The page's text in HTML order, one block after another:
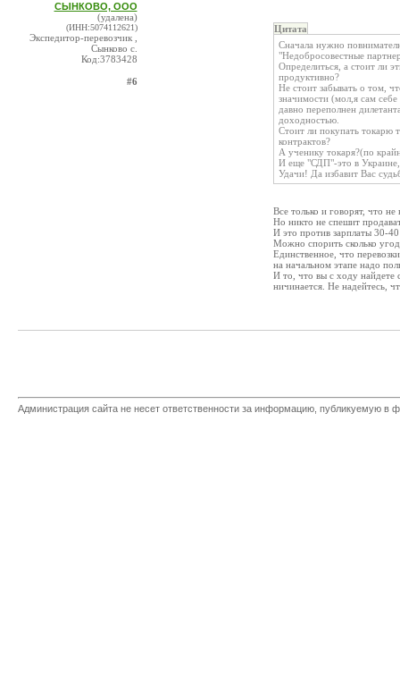
СЫНКОВО, ООО
(удалена)
(ИНН:5074112621)
Экспедитор-перевозчик ,
Сынково с.
Код:3783428
#6
Цитата
Сначала нужно
"Недобросовестные
Определиться, а стоит ли
продуктивно?
Не стоит забывать о том,
значимости (мол,я сам себе
давно переполнен
доходностью.
Стоит ли покупать токарю
контрактов?
А ученику токаря?(по
И еще "СДП"-это в
Удачи! Да избавит Вас
Все только и говорят, что
Но никто не спешит
И это против зарплаты 30-40
Можно спорить сколько
Единственное, что
на начальном этапе надо
И то, что вы с ходу найдете
ничинается. Не надейтесь,
Администрация сайта не несет ответственности за информацию, публикуемую